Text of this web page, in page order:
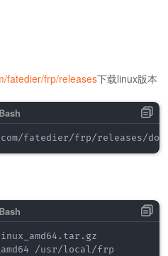
fatedier/frp/releases下载linux版本